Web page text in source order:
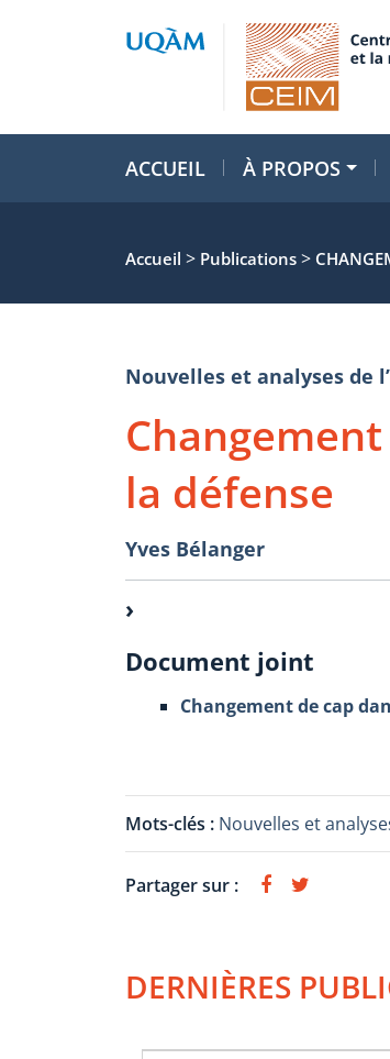
ACCUEIL À PROPOS
Accueil > Publications >
Nouvelles et analyses de
la défense
Yves Bélanger
Document joint
Changement de cap
Mots-clés : Nouvelles et
Partager sur :
DERNIÈRES